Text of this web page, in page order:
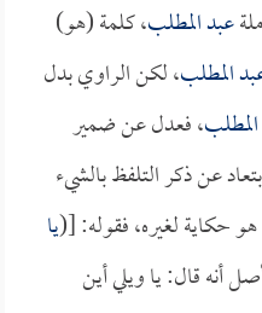
عبد المطلب، كلمة (هو)
المطلب، لكن الراوي بدل
، فعدل عن ضمير
عن ذكر التلفظ بالشيء
هو حكاية لغيره، فقوله: [(يا
أنه قال: يا ويلي أين